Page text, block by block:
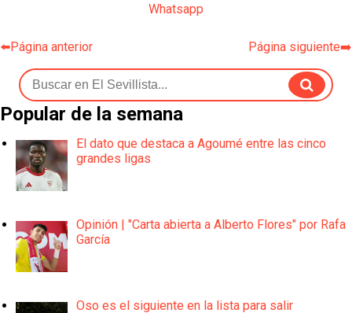
Whatsapp
⬅️Página anterior Página siguiente➡️
Popular de la semana
El dato que destaca a Agoumé entre las cinco
grandes ligas
Opinión | "Carta abierta a Alberto Flores" por Rafa
García
Oso es el siguiente en la lista para salir